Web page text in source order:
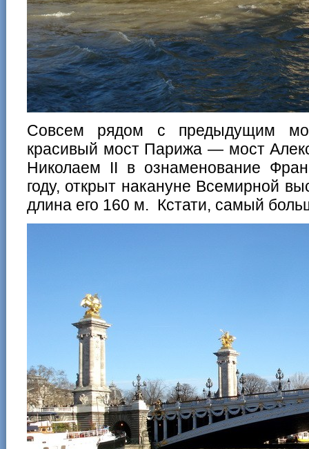
Совсем рядом с предыдущим
красивый мост Парижа — мост
Николаем II в ознаменование
году, открыт накануне Всемирной
длина его 160 м. Кстати, самый